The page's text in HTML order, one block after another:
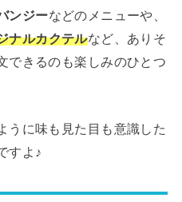
ンジーなどのメニューや、
ナルカクテルなど、ありそ
できるのも楽しみのひとつ
うに味も見た目も意識した
すよ♪